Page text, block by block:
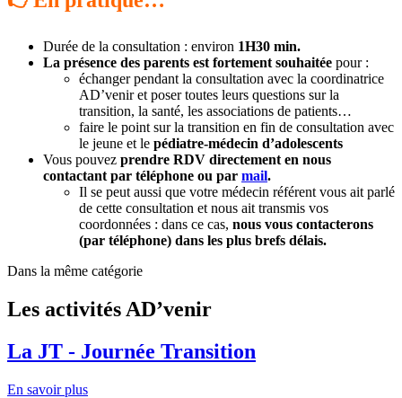
Durée de la consultation : environ 1H30 min.
La présence des parents est fortement souhaitée pour :
échanger pendant la consultation avec la coordinatrice
AD’venir et poser toutes leurs questions sur la
transition, la santé, les associations de patients…
faire le point sur la transition en fin de consultation avec
le jeune et le pédiatre-médecin d’adolescents
Vous pouvez prendre RDV directement en nous
contactant par téléphone ou par mail.
Il se peut aussi que votre médecin référent vous ait parlé
de cette consultation et nous ait transmis vos
coordonnées : dans ce cas, nous vous contacterons
(par téléphone) dans les plus brefs délais.
Dans la même catégorie
Les activités AD’venir
La JT - Journée Transition
En savoir plus